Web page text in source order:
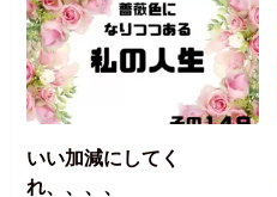
いい加減にしてく
れ、、、、